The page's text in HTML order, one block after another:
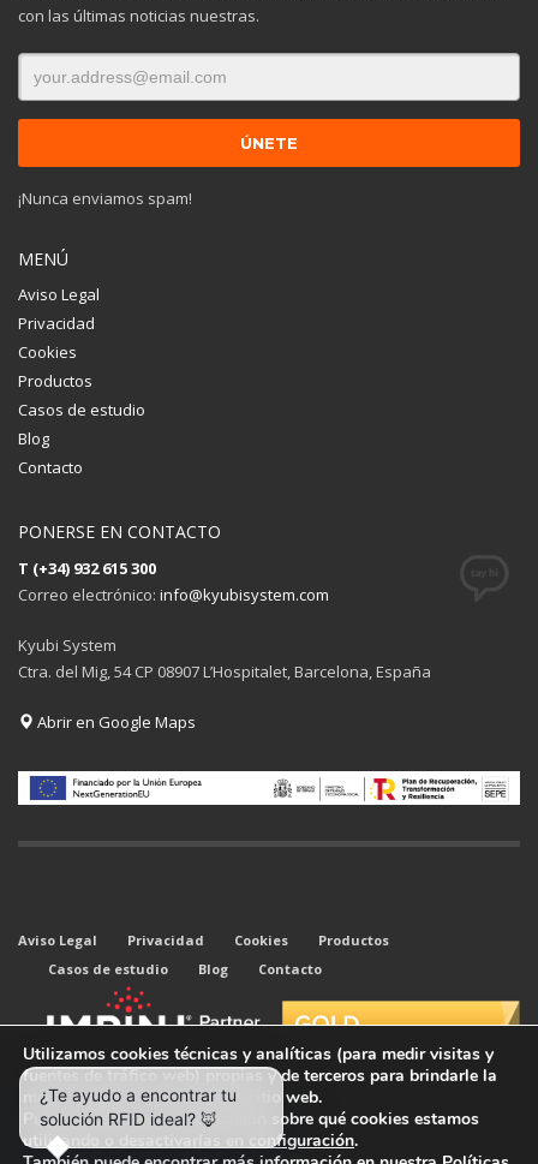
con las últimas noticias nuestras.
¡Nunca enviamos spam!
MENÚ
Aviso Legal
Privacidad
Cookies
Productos
Casos de estudio
Blog
Contacto
PONERSE EN CONTACTO
T (+34) 932 615 300
Correo electrónico: info@kyubisystem.com
Kyubi System
Ctra. del Mig, 54 CP 08907 L’Hospitalet, Barcelona, España
Abrir en Google Maps
Aviso Legal Privacidad Cookies
Productos
Casos de estudio
Blog Contacto
Utilizamos cookies técnicas y analíticas (para medir visitas y
fuentes de tráfico web) propias y de terceros para brindarle la
mejor experiencia en nuestro sitio web.
Puede obtener más información sobre qué cookies estamos
utilizando o desactivarlas en configuración.